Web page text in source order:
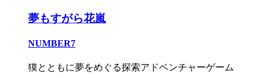
夢もすがら花嵐
NUMBER7
獏とともに夢をめぐる探索アドベンチャーゲーム